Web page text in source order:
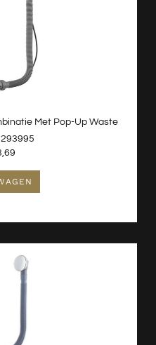
Met Pop-Up Waste